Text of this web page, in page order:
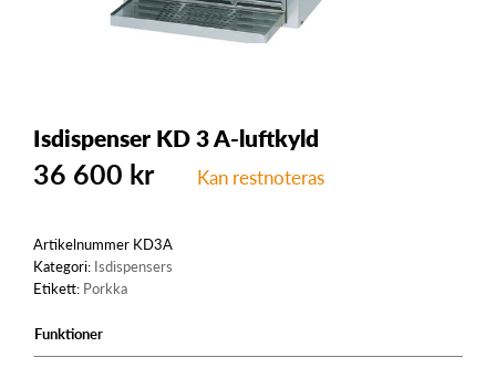
Isdispenser KD 3 A-luftkyld
36 600 kr Kan restnoteras
Artikelnummer KD3A
Kategori: Isdispensers
Etikett: Porkka
Funktioner